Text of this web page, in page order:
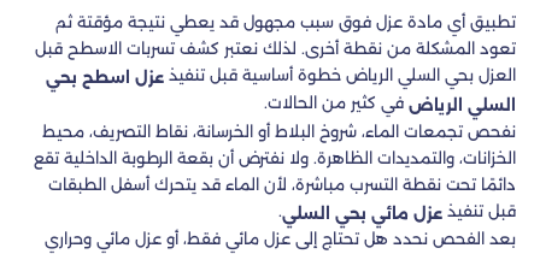
تطبيق أي مادة عزل فوق سبب مجهول قد يعطي نتيجة مؤقتة ثم
تعود المشكلة من نقطة أخرى. لذلك نعتبر كشف تسربات الاسطح قبل
العزل بحي السلي الرياض خطوة أساسية قبل تنفيذ عزل اسطح بحي
السلي الرياض في كثير من الحالات.
نفحص تجمعات الماء، شروخ البلاط أو الخرسانة، نقاط التصريف، محيط
الخزانات، والتمديدات الظاهرة. ولا نفترض أن بقعة الرطوبة الداخلية تقع
دائمًا تحت نقطة التسرب مباشرة، لأن الماء قد يتحرك أسفل الطبقات
قبل تنفيذ عزل مائي بحي السلي.
بعد الفحص نحدد هل تحتاج إلى عزل مائي فقط، أو عزل مائي وحراري